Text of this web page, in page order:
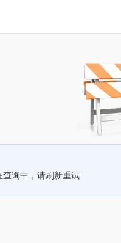
查询中，请刷新重试